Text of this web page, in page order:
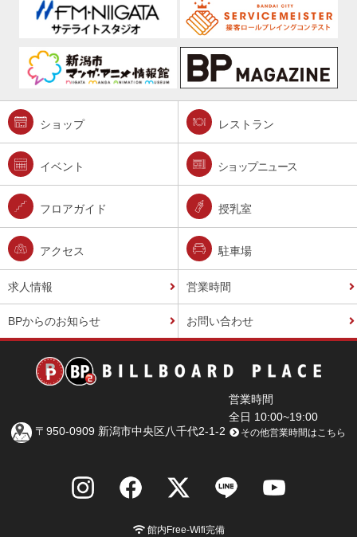
ショップ レストラン
イベント ショップニュース
フロアガイド 授乳室
アクセス 駐車場
求人情報 営業時間
BPからのお知らせ お問い合わせ
〒950-0909 新潟市中央区八千代2-1-2
営業時間
全日 10:00~19:00
その他営業時間はこちら
館内Free-Wifi完備